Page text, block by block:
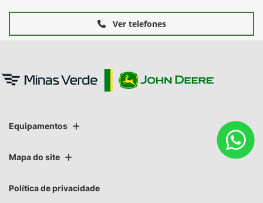
Ver telefones
Equipamentos
Mapa do site
Política de privacidade